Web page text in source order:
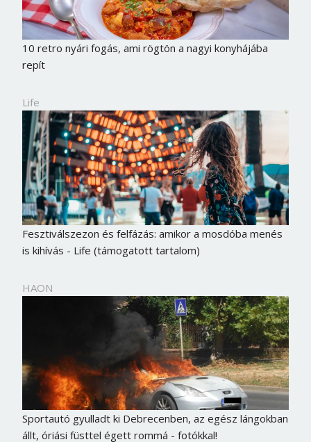
10 retro nyári fogás, ami rögtön a nagyi konyhájába
repít
Life
Fesztiválszezon és felfázás: amikor a mosdóba menés
is kihívás - Life (támogatott tartalom)
HAON
Sportautó gyulladt ki Debrecenben, az egész lángokban
állt, óriási füsttel égett rommá - fotókkal!
Jelszó